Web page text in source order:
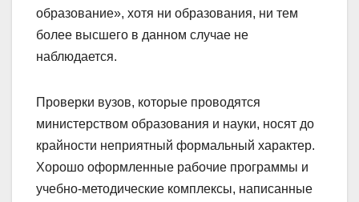
образование», хотя ни образования, ни тем
более высшего в данном случае не
наблюдается.
Проверки вузов, которые проводятся
министерством образования и науки, носят до
крайности неприятный формальный характер.
Хорошо оформленные рабочие программы и
учебно-методические комплексы, написанные